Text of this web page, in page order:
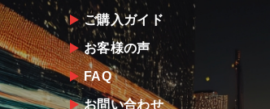
ご購入ガイド
お客様の声
FAQ
お問い合わせ